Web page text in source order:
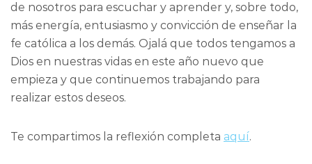
de nosotros para escuchar y aprender y, sobre todo,
más energía, entusiasmo y convicción de enseñar la
fe católica a los demás. Ojalá que todos tengamos a
Dios en nuestras vidas en este año nuevo que
empieza y que continuemos trabajando para
realizar estos deseos.
Te compartimos la reflexión completa aquí.